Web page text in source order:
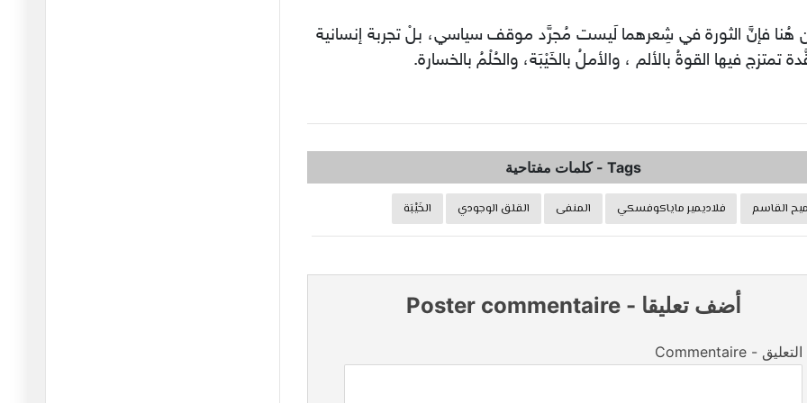
هُنا فإنَّ الثورة في شِعرهما لَيست مُجرَّد موقف سياسي، بلْ تجربة إنسانية
تمتزج فيها القوةُ بالألم ، والأملُ بالخَيْبَة، والحُلْمُ بالخسارة.
Tags
-كلمات مفتاحية
القاسم فلاديمير ماياكوفسكي المنفى القلق الوجودي الخَيْبَة
Poster commentaire- أضف تعليقا
Commentaire - التعليق